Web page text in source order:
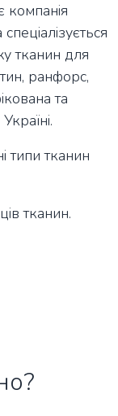
компанія
тканин для
ранфорс,
та
типи тканин
тканин.